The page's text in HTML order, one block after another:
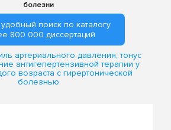
болезни
поиск по каталогу
800 000 диссертаций
артериального давления, тонус
антигепертензивной терапии у
возраста с гирертонической
болезнью